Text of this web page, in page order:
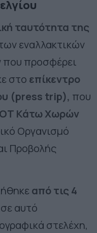
ταυτότητα της
εναλλακτικών
που προσφέρει
στο επίκεντρο
(press trip), που
Κάτω Χωρών
Οργανισμό
Προβολής
από τις 4
αυτό
στελέχη,